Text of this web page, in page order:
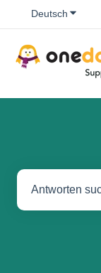
Deutsch